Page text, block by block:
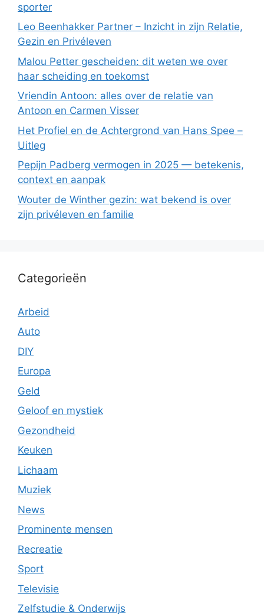
sporter
Leo Beenhakker Partner – Inzicht in zijn Relatie,
Gezin en Privéleven
Malou Petter gescheiden: dit weten we over
haar scheiding en toekomst
Vriendin Antoon: alles over de relatie van
Antoon en Carmen Visser
Het Profiel en de Achtergrond van Hans Spee –
Uitleg
Pepijn Padberg vermogen in 2025 — betekenis,
context en aanpak
Wouter de Winther gezin: wat bekend is over
zijn privéleven en familie
Categorieën
Arbeid
Auto
DIY
Europa
Geld
Geloof en mystiek
Gezondheid
Keuken
Lichaam
Muziek
News
Prominente mensen
Recreatie
Sport
Televisie
Zelfstudie & Onderwijs